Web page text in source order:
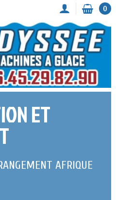
0
ET
AFRIQUE